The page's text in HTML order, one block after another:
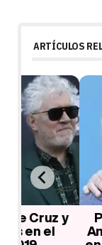
ARTÍCULOS
Pedro
Antonio